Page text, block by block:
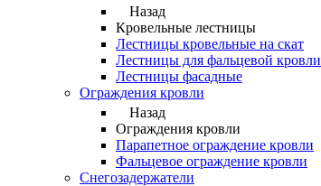
Назад
Кровельные лестницы
Лестницы кровельные на скат
Лестницы для фальцевой кровли
Лестницы фасадные
Ограждения кровли
Назад
Ограждения кровли
Парапетное ограждение кровли
Фальцевое ограждение кровли
Снегозадержатели